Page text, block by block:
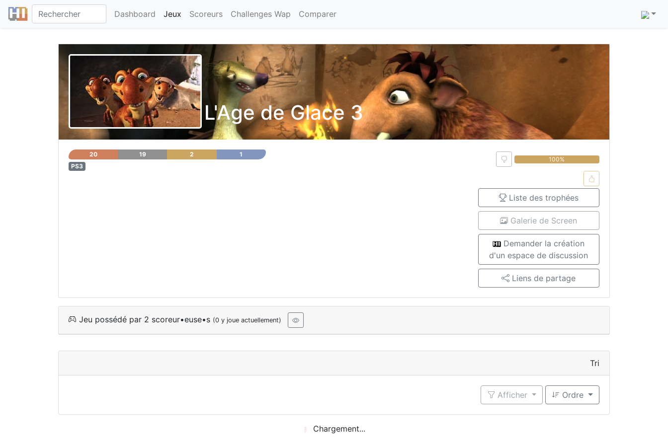
Dashboard Jeux Scoreurs Challenges Wap Comparer
L'Age de Glace 3
20 19 2
1
PS3
0% 100%
Liste des trophées
Galerie de Screen
Demander la création
d'un espace de discussion
Liens de partage
Jeu possédé par 2 scoreur•euse•s (0 y joue actuellement)
Tri
Afficher Ordre
Chargement...